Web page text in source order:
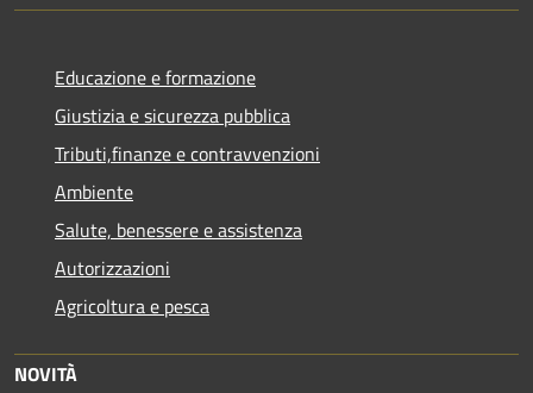
Educazione e formazione
Giustizia e sicurezza pubblica
Tributi,finanze e contravvenzioni
Ambiente
Salute, benessere e assistenza
Autorizzazioni
Agricoltura e pesca
NOVITÀ